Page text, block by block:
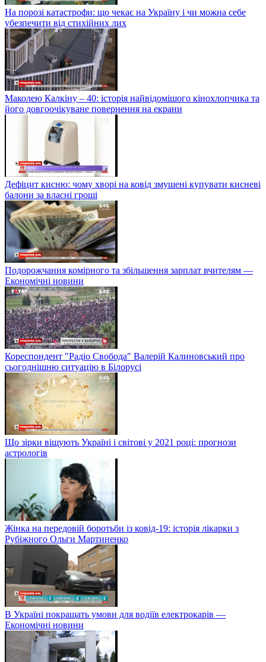
На порозі катастрофи: що чекає на Україну і чи можна себе
убезпечити від стихійних лих
Маколею Калкіну – 40: історія найвідомішого кінохлопчика та
його довгоочікуване повернення на екрани
Дефіцит кисню: чому хворі на ковід змушені купувати кисневі
балони за власні гроші
Подорожчання комірного та збільшення зарплат вчителям —
Економічні новини
Кореспондент "Радіо Свобода" Валерій Калиновський про
сьогоднішню ситуацію в Білорусі
Що зірки віщують Україні і світові у 2021 році: прогнози
астрологів
Жінка на передовій боротьби із ковід-19: історія лікарки з
Рубіжного Ольги Мартиненко
В Україні покращать умови для водіїв електрокарів —
Економічні новини